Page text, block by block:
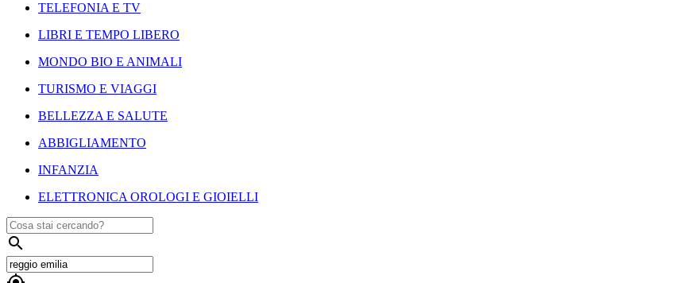
TELEFONIA E TV
LIBRI E TEMPO LIBERO
MONDO BIO E ANIMALI
TURISMO E VIAGGI
BELLEZZA E SALUTE
ABBIGLIAMENTO
INFANZIA
ELETTRONICA OROLOGI E GIOIELLI
